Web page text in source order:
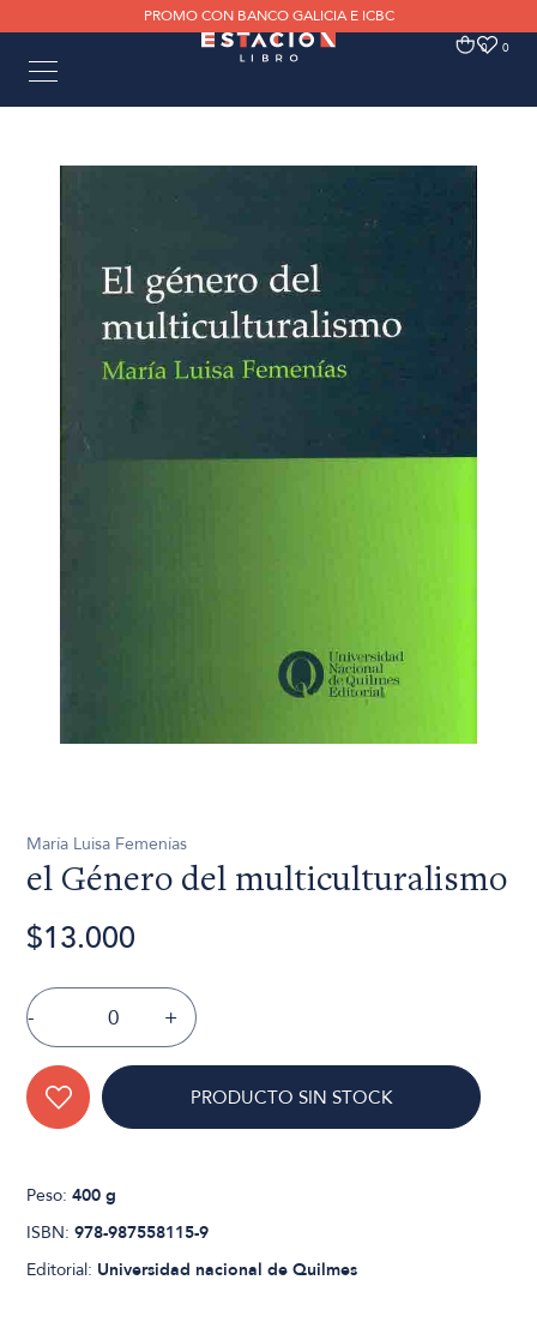
PROMO CON BANCO GALICIA E ICBC
0 0
María Luisa Femenías
el Género del multiculturalismo
$13.000
- +
PRODUCTO SIN STOCK
Peso:400 g
ISBN:978-987558115-9
Editorial: Universidad nacional de Quilmes